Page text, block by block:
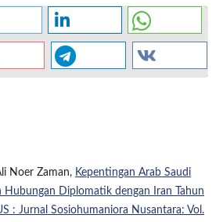
Noer Zaman, Kepentingan Arab Saudi
Hubungan Diplomatik dengan Iran Tahun
: Jurnal Sosiohumaniora Nusantara: Vol.